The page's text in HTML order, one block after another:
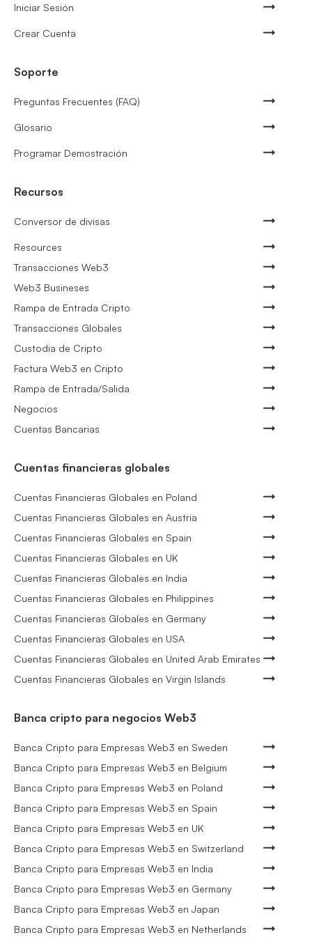
Iniciar Sesión
Crear Cuenta
Soporte
Preguntas Frecuentes (FAQ)
Glosario
Programar Demostración
Recursos
Conversor de divisas
Resources
Transacciones Web3
Web3 Busineses
Rampa de Entrada Cripto
Transacciones Globales
Custodia de Cripto
Factura Web3 en Cripto
Rampa de Entrada/Salida
Negocios
Cuentas Bancarias
Cuentas financieras globales
Cuentas Financieras Globales en Poland
Cuentas Financieras Globales en Austria
Cuentas Financieras Globales en Spain
Cuentas Financieras Globales en UK
Cuentas Financieras Globales en India
Cuentas Financieras Globales en Philippines
Cuentas Financieras Globales en Germany
Cuentas Financieras Globales en USA
Cuentas Financieras Globales en United Arab Emirates
Cuentas Financieras Globales en Virgin Islands
Banca cripto para negocios Web3
Banca Cripto para Empresas Web3 en Sweden
Banca Cripto para Empresas Web3 en Belgium
Banca Cripto para Empresas Web3 en Poland
Banca Cripto para Empresas Web3 en Spain
Banca Cripto para Empresas Web3 en UK
Banca Cripto para Empresas Web3 en Switzerland
Banca Cripto para Empresas Web3 en India
Banca Cripto para Empresas Web3 en Germany
Banca Cripto para Empresas Web3 en Japan
Banca Cripto para Empresas Web3 en Netherlands